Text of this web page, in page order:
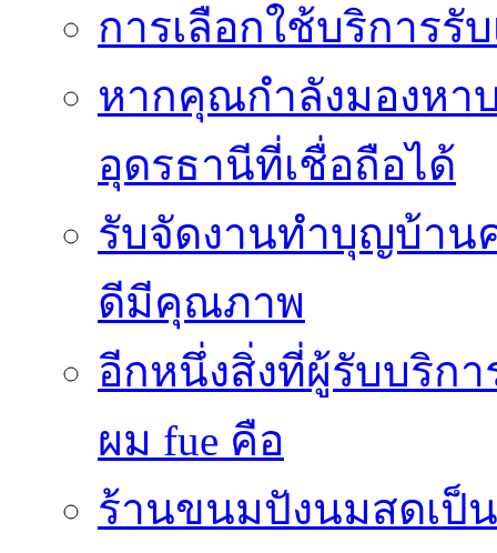
การเลือกใช้บริการรั
หากคุณกำลังมองหา
อุดรธานีที่เชื่อถือได้
รับจัดงานทำบุญบ้าน
ดีมีคุณภาพ
อีกหนึ่งสิ่งที่ผู้รับบริก
ผม fue คือ
ร้านขนมปังนมสดเป็